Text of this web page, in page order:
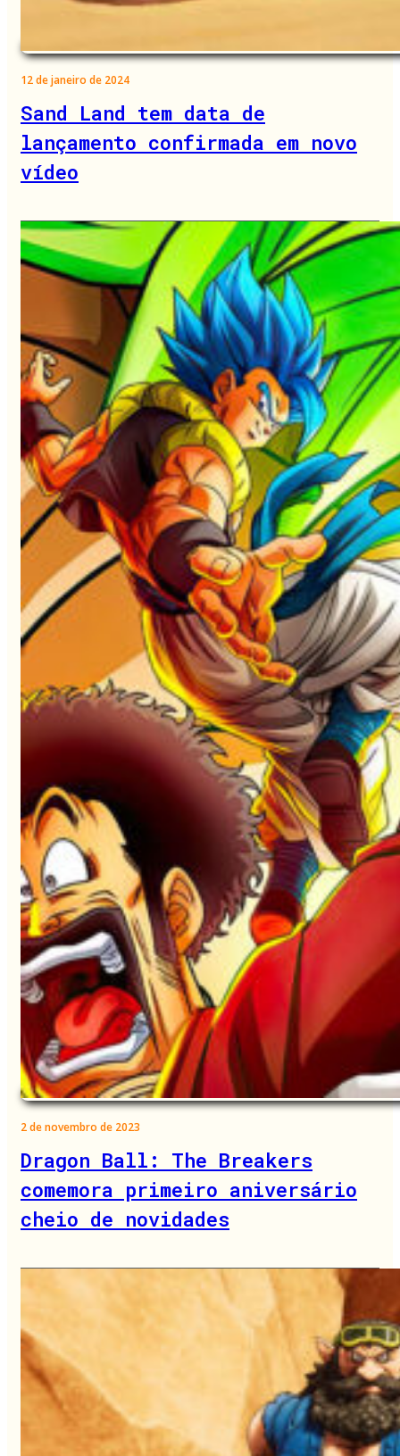
12 de janeiro de 2024
Sand Land tem data de
lançamento confirmada em novo
vídeo
2 de novembro de 2023
Dragon Ball: The Breakers
comemora primeiro aniversário
cheio de novidades